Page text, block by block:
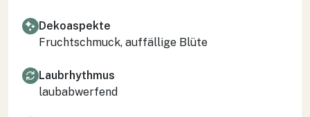
Dekoaspekte
Fruchtschmuck, auffällige Blüte
Laubrhythmus
laubabwerfend